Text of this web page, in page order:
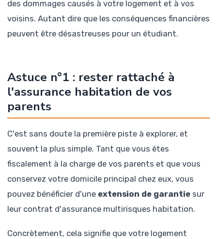
des dommages causés à votre logement et à vos
voisins. Autant dire que les conséquences financières
peuvent être désastreuses pour un étudiant.
Astuce n°1 : rester rattaché à
l'assurance habitation de vos
parents
C'est sans doute la première piste à explorer, et
souvent la plus simple. Tant que vous êtes
fiscalement à la charge de vos parents et que vous
conservez votre domicile principal chez eux, vous
pouvez bénéficier d'une extension de garantie sur
leur contrat d'assurance multirisques habitation.
Concrètement, cela signifie que votre logement